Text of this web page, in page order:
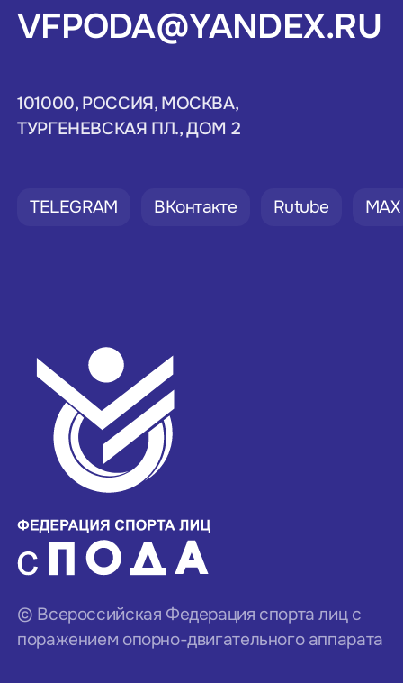
VFPODA@YANDEX.RU
101000, РОССИЯ, МОСКВА,
ТУРГЕНЕВСКАЯ ПЛ., ДОМ 2
TELEGRAM ВКонтакте Rutube MAX
© Всероссийская Федерация спорта лиц с
поражением опорно-двигательного аппарата